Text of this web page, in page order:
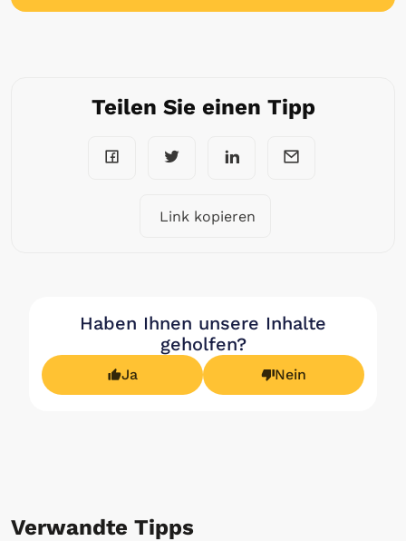
Teilen Sie einen Tipp
Link kopieren
Haben Ihnen unsere Inhalte
geholfen?
Ja Nein
Verwandte Tipps